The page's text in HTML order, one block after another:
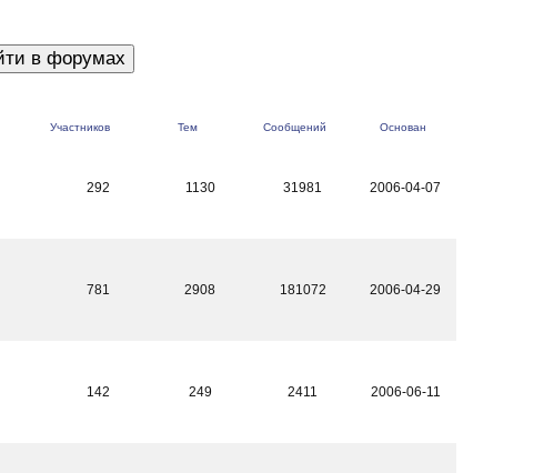
Участников Тем Сообщений Основан
292
1130 31981 2006-04-07
781
2908 181072 2006-04-29
142
249 2411 2006-06-11